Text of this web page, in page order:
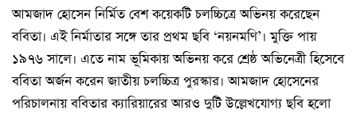
আমজাদ হোসেন নির্মিত বেশ কয়েকটি চলচ্চিত্রে অভিনয় করেছেন
ববিতা। এই নির্মাতার সঙ্গে তার প্রথম ছবি ‘নয়নমণি’। মুক্তি পায়
১৯৭৬ সালে। এতে নাম ভূমিকায় অভিনয় করে শ্রেষ্ঠ অভিনেত্রী হিসেবে
ববিতা অর্জন করেন জাতীয় চলচ্চিত্র পুরস্কার। আমজাদ হোসেনের
পরিচালনায় ববিতার ক্যারিয়ারের আরও দুটি উল্লেখযোগ্য ছবি হলো